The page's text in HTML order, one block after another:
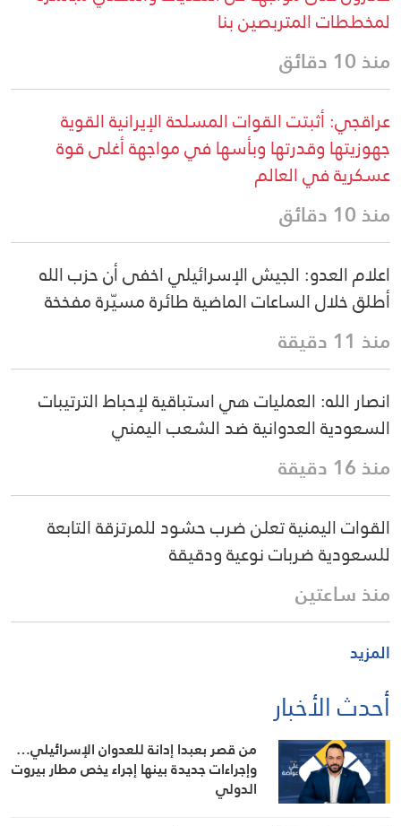
لمخططات المتربصين بنا
منذ 10 دقائق
عراقجي: أثبتت القوات المسلحة الإيرانية القوية
جهوزيتها وقدرتها وبأسها في مواجهة أغلى قوة
عسكرية في العالم
منذ 10 دقائق
اعلام العدو: الجيش الإسرائيلي اخفى أن حزب الله
أطلق خلال الساعات الماضية طائرة مسيّرة مفخخة
منذ 11 دقيقة
انصار الله: العمليات هي استباقية لإحباط الترتيبات
السعودية العدوانية ضد الشعب اليمني
منذ 16 دقيقة
القوات اليمنية تعلن ضرب حشود للمرتزقة التابعة
للسعودية ضربات نوعية ودقيقة
منذ ساعتين
المزيد
أحدث الأخبار
من قصر بعبدا إدانة للعدوان الإسرائيلي…
وإجراءات جديدة بينها إجراء يخص مطار بيروت
الدولي